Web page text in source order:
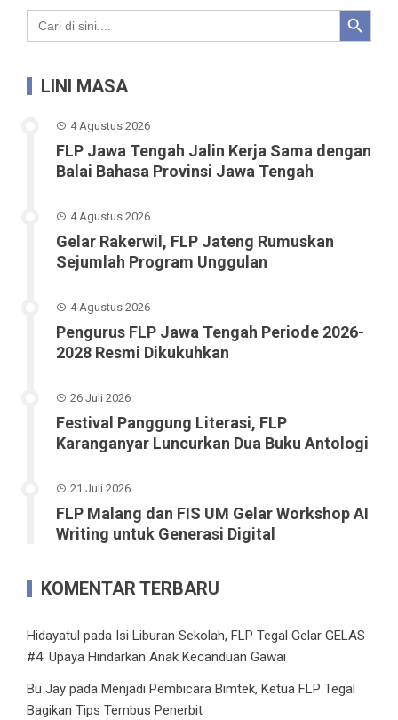
Search
for:
Search Button
LINI MASA
4 Agustus 2026
FLP Jawa Tengah Jalin Kerja Sama dengan
Balai Bahasa Provinsi Jawa Tengah
4 Agustus 2026
Gelar Rakerwil, FLP Jateng Rumuskan
Sejumlah Program Unggulan
4 Agustus 2026
Pengurus FLP Jawa Tengah Periode 2026-
2028 Resmi Dikukuhkan
26 Juli 2026
Festival Panggung Literasi, FLP
Karanganyar Luncurkan Dua Buku Antologi
21 Juli 2026
FLP Malang dan FIS UM Gelar Workshop AI
Writing untuk Generasi Digital
KOMENTAR TERBARU
Hidayatul pada Isi Liburan Sekolah, FLP Tegal Gelar GELAS
#4: Upaya Hindarkan Anak Kecanduan Gawai
Bu Jay pada Menjadi Pembicara Bimtek, Ketua FLP Tegal
Bagikan Tips Tembus Penerbit